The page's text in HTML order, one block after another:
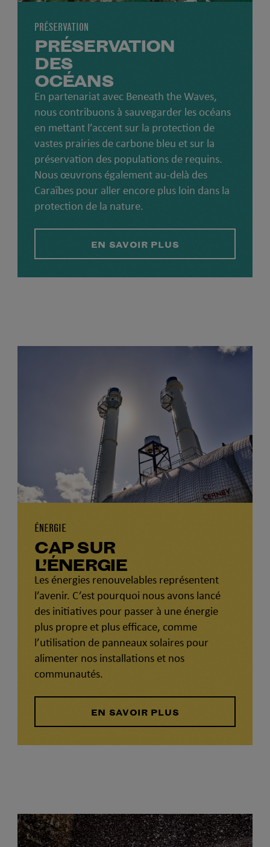
PRÉSERVATION
PRÉSERVATION
DES
OCÉANS
En partenariat avec Beneath the Waves,
nous contribuons à sauvegarder les océans
en mettant l’accent sur la protection de
vastes prairies de carbone bleu et sur la
préservation des populations de requins.
Nous œuvrons également au-delà des
Caraïbes pour aller encore plus loin dans la
protection de la nature.
EN SAVOIR PLUS
ÉNERGIE
CAP SUR
L’ÉNERGIE
Les énergies renouvelables représentent
l’avenir. C’est pourquoi nous avons lancé
des initiatives pour passer à une énergie
plus propre et plus efficace, comme
l’utilisation de panneaux solaires pour
alimenter nos installations et nos
communautés.
EN SAVOIR PLUS